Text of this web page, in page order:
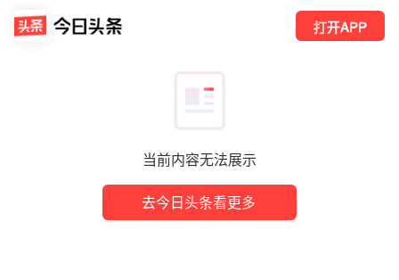
当前内容无法展示
去今日头条看更多
打开APP